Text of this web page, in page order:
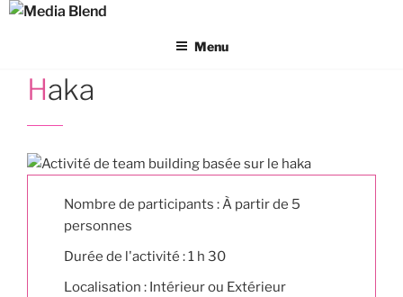
Aller
principal
Menu
Haka
Nombre de participants : À partir de 5
personnes
Durée de l'activité : 1 h 30
Localisation : Intérieur ou Extérieur